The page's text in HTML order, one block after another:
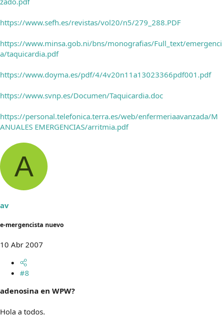
https://www.sefh.es/revistas/vol20/n5/279_288.PDF
https://www.minsa.gob.ni/bns/monografias/Full_text/emergenci
a/taquicardia.pdf
https://www.doyma.es/pdf/4/4v20n11a13023366pdf001.pdf
https://www.svnp.es/Documen/Taquicardia.doc
https://personal.telefonica.terra.es/web/enfermeriaavanzada/M
ANUALES EMERGENCIAS/arritmia.pdf
A
av
e-mergencista nuevo
10 Abr 2007
#8
adenosina en WPW?
Hola a todos.